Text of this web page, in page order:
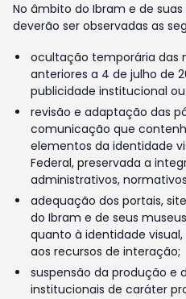
No âmbito do Ibram e de
deverão ser observadas as
ocultação temporária das
anteriores a 4 de julho de
publicidade institucional
revisão e adaptação das
comunicação que
elementos da identidade
Federal, preservada a
administrativos,
adequação dos portais,
do Ibram e de seus
quanto à identidade
aos recursos de interação;
suspensão da produção e
institucionais de caráter